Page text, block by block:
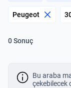
Peugeot
0 Sonuç
Bu araba
çekebilecek